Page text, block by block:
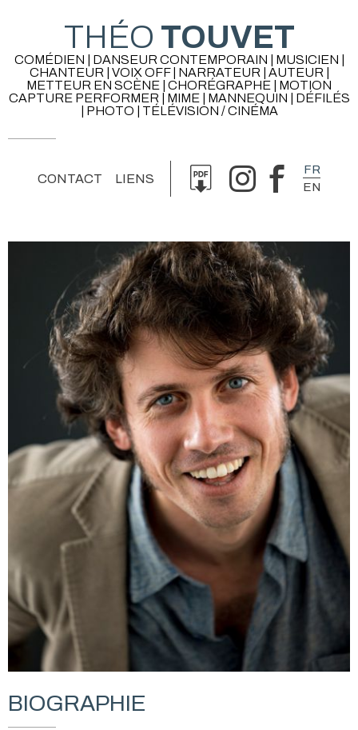
THÉO TOUVET
COMÉDIEN | DANSEUR CONTEMPORAIN | MUSICIEN |
CHANTEUR | VOIX OFF | NARRATEUR | AUTEUR |
METTEUR EN SCÈNE | CHORÉGRAPHE | MOTION
CAPTURE PERFORMER | MIME | MANNEQUIN | DÉFILÉS
| PHOTO | TÉLÉVISION / CINÉMA
CONTACT LIENS
FR
EN
BIOGRAPHIE